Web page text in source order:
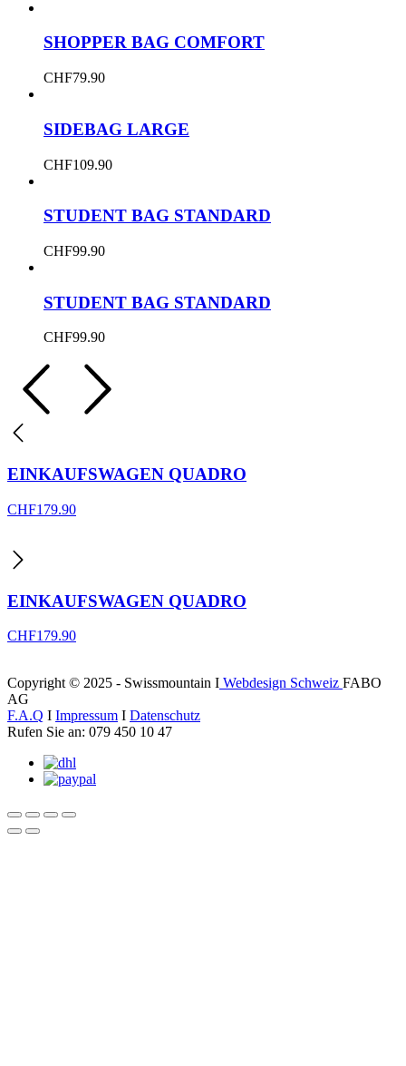
SHOPPER BAG COMFORT
CHF79.90
SIDEBAG LARGE
CHF109.90
STUDENT BAG STANDARD
CHF99.90
STUDENT BAG STANDARD
CHF99.90
EINKAUFSWAGEN QUADRO
CHF179.90
EINKAUFSWAGEN QUADRO
CHF179.90
Copyright © 2025 - Swissmountain I Webdesign Schweiz FABO
AG
F.A.Q I Impressum I Datenschutz
Rufen Sie an: 079 450 10 47